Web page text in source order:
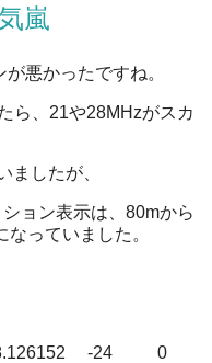
嵐
悪かったですね。
ら、21や28MHzがスカ
ましたが、
ョン表示は、80mから
っていました。
-24
0